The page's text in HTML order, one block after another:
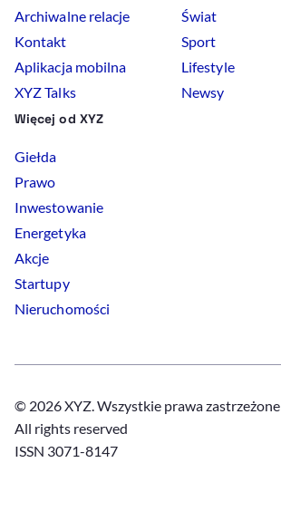
Archiwalne relacje
Kontakt
Aplikacja mobilna
XYZ Talks
Świat
Sport
Lifestyle
Newsy
Więcej od XYZ
Giełda
Prawo
Inwestowanie
Energetyka
Akcje
Startupy
Nieruchomości
© 2026 XYZ. Wszystkie prawa zastrzeżone
All rights reserved
ISSN 3071-8147